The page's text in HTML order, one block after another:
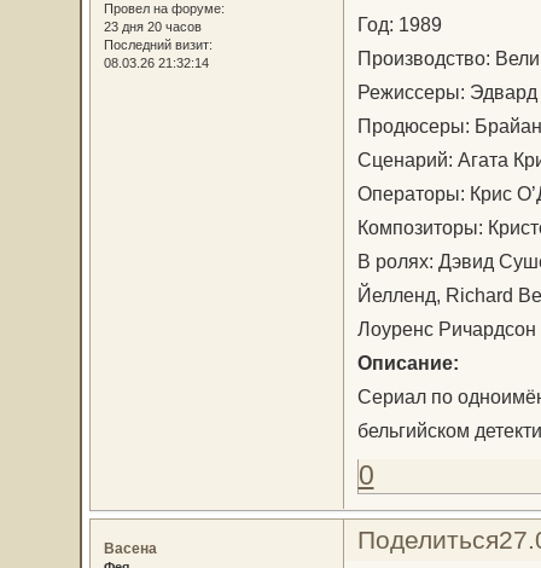
Провел на форуме:
23 дня 20 часов
Последний визит:
08.03.26 21:32:14
Год: 1989
Производство:
Режиссеры:
Продюсеры:
Сценарий: Агата
Операторы: Крис
Композиторы:
В ролях: Дэвид
Йелленд, Richard
Лоуренс
Описание:
Сериал по
бельгийском
0
Поделиться
Васена